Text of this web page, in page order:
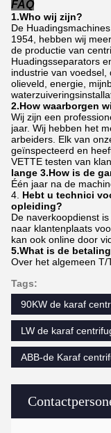
FAQ
1.Who wij zijn?
De
1954, hebben wij
de productie van
Huadingsseparators
industrie van voedsel,
olieveld, energie,
2.How waarborgen
Wij zijn een
jaar. Wij hebben het
arbeiders. Elk van
geïnspecteerd en
VETTE testen van
lange 3.How is de
Één jaar na de
4. Hebt u technici
opleiding?
De naverkoopdienst
naar klantenplaats
kan ook online door
5.What is de
Over het algemeen T/
Tags:
90KW de karaf
LW de karaf
ABB-de Karaf